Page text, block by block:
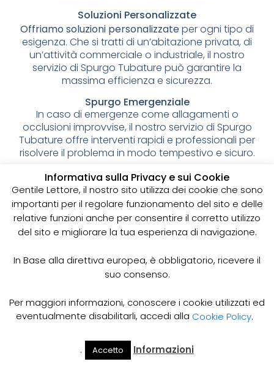
Soluzioni Personalizzate
Offriamo soluzioni personalizzateper ogni tipo di
esigenza. Che si tratti di un’abitazione privata, di
un’attività commerciale o industriale, il nostro
servizio di Spurgo Tubature può garantire la
massima efficienza e sicurezza.
Spurgo Emergenziale
In caso di emergenze come allagamenti o
occlusioni improvvise, il nostro servizio di Spurgo
Tubature offre interventi rapidi e professionali per
risolvere il problema in modo tempestivo e sicuro.
Programma di Manutenzione Preventiva
Il nostro servizio di Spurgo Tubatureoffre anche
programmi di manutenzione preventiva per
prevenire problemi futuri e prolungare la vita dei
tuoi scarichi. Con una manutenzione regolare, puoi
evitare costi aggiuntivi e inconvenienti per la tua
, il nostro servizio di Spurgo Tubature offre
manutenzione dei tuoi scarichi, con interventi
personalizzati e attrezzature professionali per
garantire la massima efficienza e sicurezza. Affidati
a noi per prevenire problemi come occlusioni,
perdite e cattivi odori, e scegli il nostro programma
di manutenzione preventiva per prolungare la vita
Cerca Il Mio
Informativa sulla Privacy e sui Cookie
Gentile Lettore, il nostro sito utilizza dei cookie che sono
importanti per il regolare funzionamento del sito e delle
relative funzioni anche per consentire il corretto utilizzo
del sito e migliorare la tua esperienza di navigazione.
In Base alla direttiva europea, è obbligatorio, ricevere il
suo consenso.
Per maggiori informazioni, conoscere i cookie utilizzati ed
eventualmente disabilitarli, accedi alla Cookie Policy.
. Accetto Informazioni